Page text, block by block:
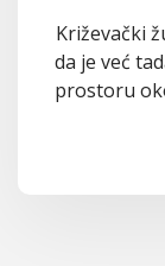
Križevački
da je već
prostoru